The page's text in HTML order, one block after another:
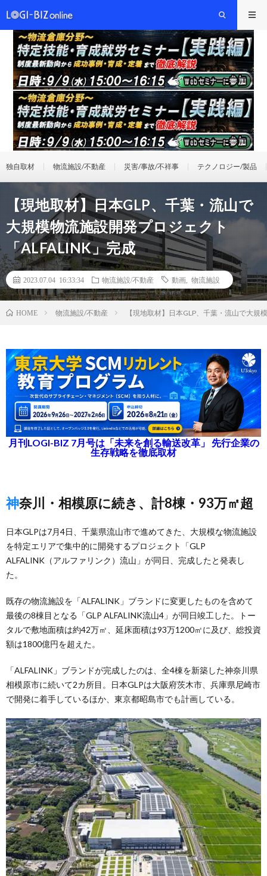
独自取材 物流施設/不動産 災害/事故/不祥事 テクノロジー/製品
【現地取材】日本GLP、千葉・流山で
大規模物流施設開発プロジェクト
「ALFALINK」完成
2023.07.04 16:33:34 物流施設/不動産 動画 物流施設
HOME 物流施設/不動産 【現地取材】日本GLP、千葉・流山で大
月刊LOGI-BIZ 7月号は「未来を創る輸送改革」 先行企業の
生存戦略を徹底取材
神奈川・相模原に続き、計8棟・93万㎡超
日本GLPは7月4日、千葉県流山市で進めてきた、大規模な物流施設
を特定エリアで集中的に開発するプロジェクト「GLP
ALFALINK（アルファリンク）流山」が同日、完成したと発表し
た。
既存の物流施設を「ALFALINK」ブランドに変更したものを含めて
最後の8棟目となる「GLP ALFALINK流山4」が同日竣工した。トー
タルで敷地面積は約42万㎡、延床面積は93万1200㎡に及び、総投資
額は1800億円を超えた。
「ALFALINK」ブランドが完成したのは、全4棟を新築した神奈川県
相模原市に続いて2カ所目。日本GLPは大阪府茨木市、兵庫県尼崎市
で開発に着手しているほか、東京都昭島市でも計画している。